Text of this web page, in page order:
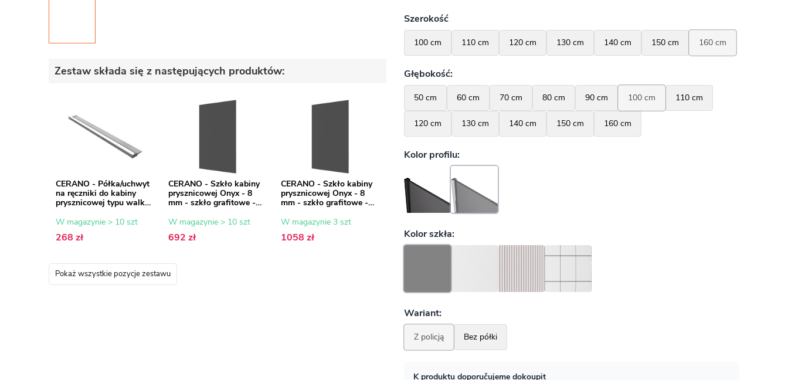
Zestaw składa się z następujących produktów:
CERANO - Półka/uchwyt
na ręczniki do kabiny
prysznicowej typu walk-
do 160 cm
W magazynie > 10 szt
268 zł
CERANO - Szkło kabiny
prysznicowej Onyx - 8
mm - szkło grafitowe -
W magazynie > 10 szt
692 zł
CERANO - Szkło kabiny
prysznicowej Onyx - 8
mm - szkło grafitowe -
W magazynie 3 szt
1058 zł
Pokaż wszystkie pozycje zestawu